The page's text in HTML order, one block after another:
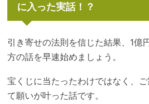
に入った実話！？
引き寄せの法則を信じた結果、1億
方の話を早速始めましょう。
宝くじに当たったわけではなく、
て願いが叶った話です。